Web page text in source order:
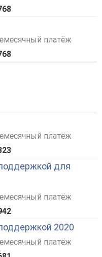
платёж
платёж
для
платёж
2020
платёж